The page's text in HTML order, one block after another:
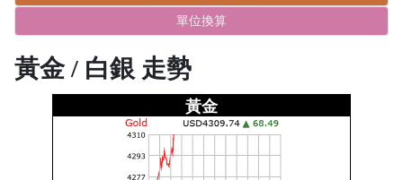
單位換算
黃金 / 白銀 走勢
黃金